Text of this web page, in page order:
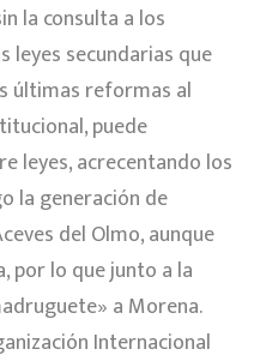
la consulta a los
leyes secundarias que
últimas reformas al
puede
leyes, acrecentando los
la generación de
del Olmo, aunque
por lo que junto a la
a Morena.
Internacional